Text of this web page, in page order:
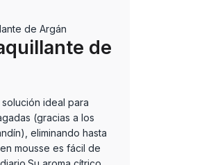
de Argán
de
ideal para
(gracias a los
eliminando hasta
mousse es fácil de